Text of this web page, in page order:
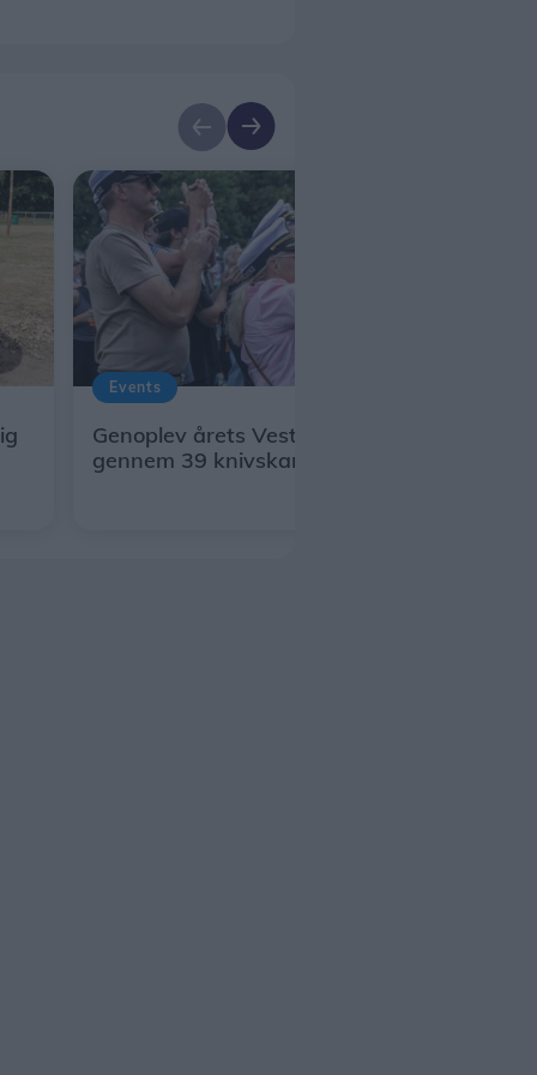
Events
Genoplev årets Vesterhavsrock
gennem 39 knivskarpe pletskud